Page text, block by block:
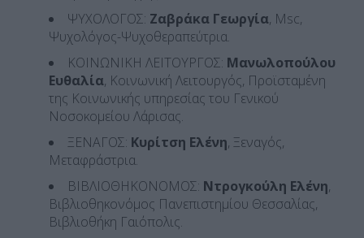
ΨΥΧΟΛΟΓΟΣ: Ζαβράκα Γεωργία, Msc,
Ψυχολόγος-Ψυχοθεραπεύτρια.
ΚΟΙΝΩΝΙΚΗ ΛΕΙΤΟΥΡΓΟΣ: Μανωλοπούλου
Ευθαλία, Κοινωνική Λειτουργός, Προϊσταμένη
της Κοινωνικής υπηρεσίας του Γενικού
Νοσοκομείου Λάρισας.
ΞΕΝΑΓΟΣ: Κυρίτση Ελένη, Ξεναγός,
Μεταφράστρια.
ΒΙΒΛΙΟΘΗΚΟΝΟΜΟΣ: Ντρογκούλη Ελένη,
Βιβλιοθηκονόμος Πανεπιστημίου Θεσσαλίας,
Βιβλιοθήκη Γαιόπολις.